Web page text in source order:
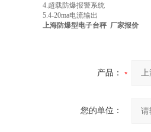
4.超载防爆报警系统
5.4-20ma电流输出
上海防爆型电子台秤 厂家报价
产品：
您的单位：